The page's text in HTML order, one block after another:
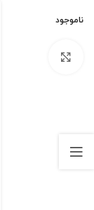
ناموجود